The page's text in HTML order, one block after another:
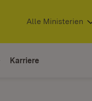
(Öffnet in neuem Fenster)
Alle Ministerien
Karriere